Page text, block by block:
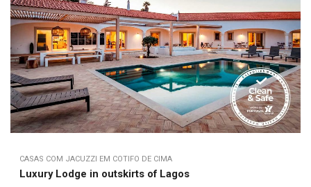
CASAS COM JACUZZI EM COTIFO DE CIMA
Luxury Lodge in outskirts of Lagos